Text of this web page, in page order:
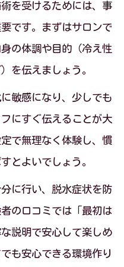
を受けるためには、事
です。まずはサロンで
の体調や目的（冷え性
を伝えましょう。
敏感になり、少しでも
にすぐ伝えることが大
で無理なく体験し、慣
とよいでしょう。
に行い、脱水症状を防
の口コミでは「最初は
説明で安心して楽しめ
も安心できる環境作り